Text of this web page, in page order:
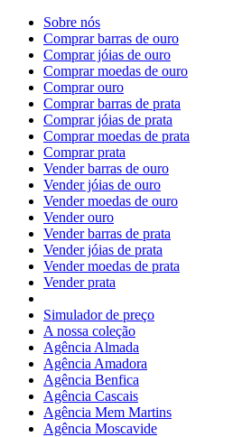
Sobre nós
Comprar barras de ouro
Comprar jóias de ouro
Comprar moedas de ouro
Comprar ouro
Comprar barras de prata
Comprar jóias de prata
Comprar moedas de prata
Comprar prata
Vender barras de ouro
Vender jóias de ouro
Vender moedas de ouro
Vender ouro
Vender barras de prata
Vender jóias de prata
Vender moedas de prata
Vender prata
Simulador de preço
A nossa coleção
Agência Almada
Agência Amadora
Agência Benfica
Agência Cascais
Agência Mem Martins
Agência Moscavide